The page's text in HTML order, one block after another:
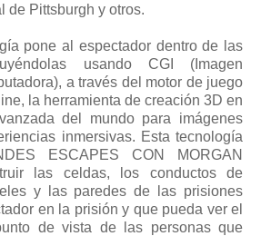
de Pittsburgh y otros.
pone al espectador dentro de las
usando CGI (Imagen
a través del motor de juego
la herramienta de creación 3D en
del mundo para imágenes
inmersivas. Esta tecnología
ESCAPES CON MORGAN
las celdas, los conductos de
y las paredes de las prisiones
en la prisión y que pueda ver el
de vista de las personas que